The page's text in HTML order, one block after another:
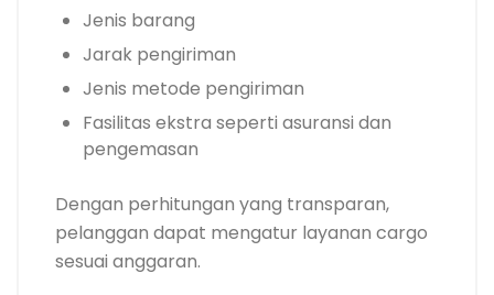
Jenis barang
Jarak pengiriman
Jenis metode pengiriman
Fasilitas ekstra seperti asuransi dan
pengemasan
Dengan perhitungan yang transparan,
pelanggan dapat mengatur layanan cargo
sesuai anggaran.